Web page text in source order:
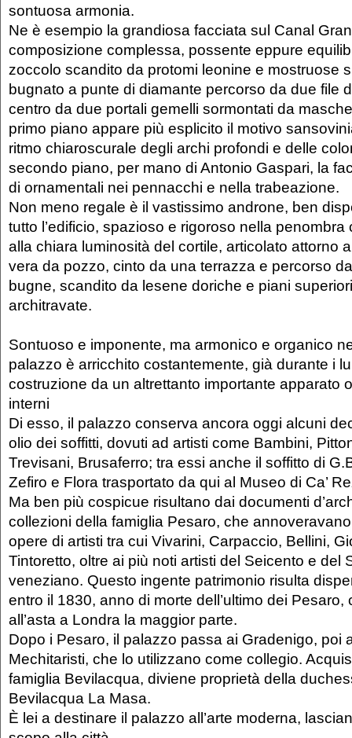
sontuosa armonia.
Ne è esempio la grandiosa facciata sul Canal
composizione complessa, possente eppure
zoccolo scandito da protomi leonine e mostruose
bugnato a punte di diamante percorso da due file
centro da due portali gemelli sormontati da
primo piano appare più esplicito il motivo
ritmo chiaroscurale degli archi profondi e delle
secondo piano, per mano di Antonio Gaspari, la
di ornamentali nei pennacchi e nella trabeazione.
Non meno regale è il vastissimo androne, ben
tutto l’edificio, spazioso e rigoroso nella
alla chiara luminosità del cortile, articolato attorno
vera da pozzo, cinto da una terrazza e percorso
bugne, scandito da lesene doriche e piani
architravate.
Sontuoso e imponente, ma armonico e organico
palazzo è arricchito costantemente, già durante i
costruzione da un altrettanto importante apparato
interni
Di esso, il palazzo conserva ancora oggi alcuni
olio dei soffitti, dovuti ad artisti come Bambini,
Trevisani, Brusaferro; tra essi anche il soffitto di
Zefiro e Flora trasportato da qui al Museo di Ca’
Ma ben più cospicue risultano dai documenti
collezioni della famiglia Pesaro, che
opere di artisti tra cui Vivarini, Carpaccio, Bellini,
Tintoretto, oltre ai più noti artisti del Seicento e del
veneziano. Questo ingente patrimonio risulta
entro il 1830, anno di morte dell’ultimo dei
all’asta a Londra la maggior parte.
Dopo i Pesaro, il palazzo passa ai Gradenigo, poi
Mechitaristi, che lo utilizzano come collegio.
famiglia Bevilacqua, diviene proprietà della
Bevilacqua La Masa.
È lei a destinare il palazzo all’arte moderna,